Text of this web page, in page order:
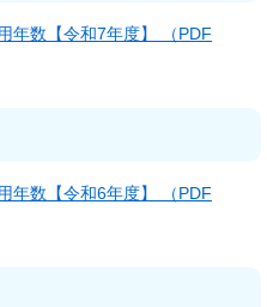
年数【令和7年度】 （PDF
年数【令和6年度】 （PDF